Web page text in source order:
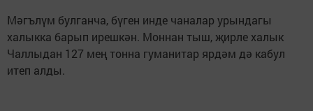
Мәгълүм булганча, бүген инде чаналар урындагы
халыкка барып ирешкән. Моннан тыш, җирле халык
Чаллыдан 127 мең тонна гуманитар ярдәм дә кабул
итеп алды.